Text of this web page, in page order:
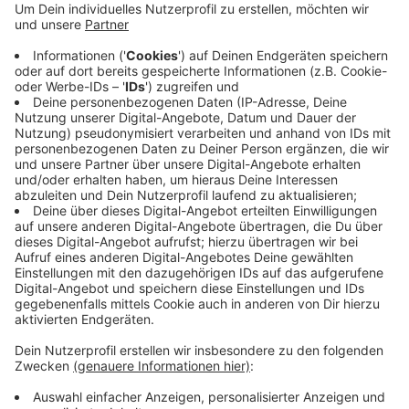
besonderes Angebot geschaltet.
Anzeige
Im Internet gibt es kostenloses Lernmaterial. Es ist ab
sofort und noch bis Mitte Mai verfügbar.Hiergeht's
zum E-Learning-Angebot der IHK.
Anzeige
Anzeige